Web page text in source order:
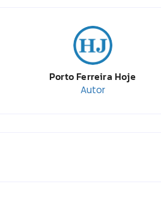
Porto Ferreira Hoje
Autor